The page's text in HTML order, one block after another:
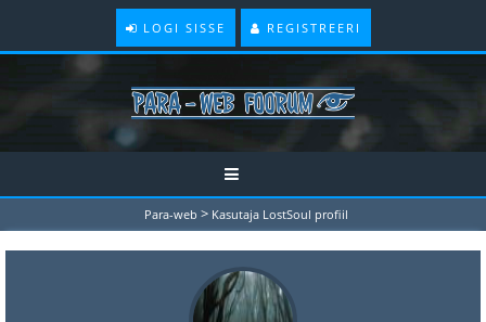
LOGI SISSE REGISTREERI
Para-web > Kasutaja LostSoul profiil